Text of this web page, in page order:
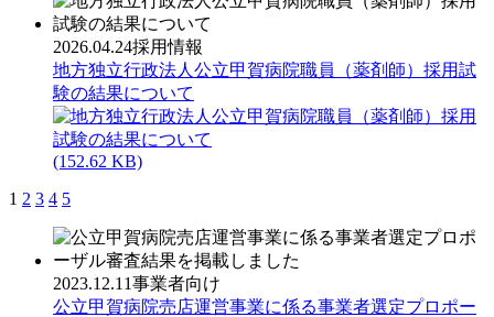
2026.04.24採用情報
地方独立行政法人公立甲賀病院職員（薬剤師）採用試
験の結果について
(152.62 KB)
1 2 3 4 5
2023.12.11事業者向け
公立甲賀病院売店運営事業に係る事業者選定プロポー